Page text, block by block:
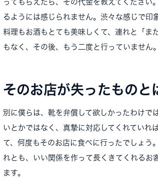
ってもらえたら、その代金を教えてください
るようには感じられません。渋々な感じで印
料理もお酒もとても美味しくて、連れと「ま
もなく、その後、もう二度と行っていません。
そのお店が失ったものと
別に僕らは、靴を弁償して欲しかったわけで
いとかではなく、真摯に対応してくれていれ
て、何度もそのお店に食べに行ったでしょう
れとも、いい関係を作って長くきてくれるお
ます。